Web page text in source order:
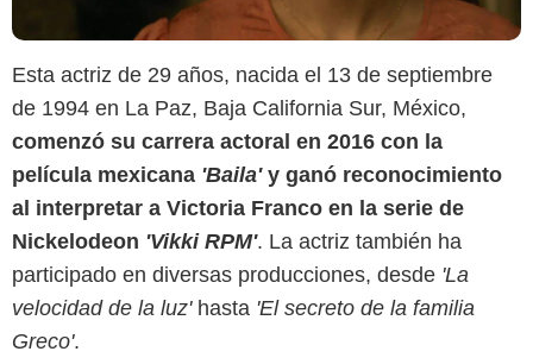
Esta actriz de 29 años, nacida el 13 de septiembre
de 1994 en La Paz, Baja California Sur, México,
comenzó su carrera actoral en 2016 con la
película mexicana 'Baila'y ganó reconocimiento
al interpretar a Victoria Franco en la serie de
Nickelodeon 'Vikki RPM'. La actriz también ha
participado en diversas producciones, desde 'La
velocidad de la luz' hasta 'El secreto de la familia
Greco'.
Glamour México